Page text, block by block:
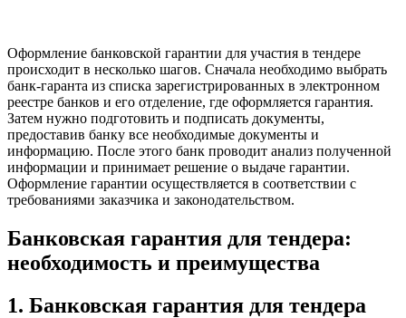
Оформление банковской гарантии для участия в тендере
происходит в несколько шагов. Сначала необходимо выбрать
банк-гаранта из списка зарегистрированных в электронном
реестре банков и его отделение, где оформляется гарантия.
Затем нужно подготовить и подписать документы,
предоставив банку все необходимые документы и
информацию. После этого банк проводит анализ полученной
информации и принимает решение о выдаче гарантии.
Оформление гарантии осуществляется в соответствии с
требованиями заказчика и законодательством.
Банковская гарантия для тендера:
необходимость и преимущества
1. Банковская гарантия для тендера